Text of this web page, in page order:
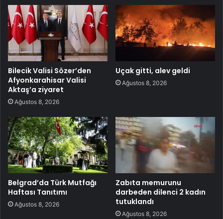
Bilecik Valisi Sözer’den
Afyonkarahisar Valisi
Aktaş’a ziyaret
Ağustos 8, 2026
Uçak gitti, alev geldi
Ağustos 8, 2026
Belgrad’da Türk Mutfağı
Haftası Tanıtımı
Ağustos 8, 2026
Zabıta memurunu
darbeden dilenci 2 kadın
tutuklandı
Ağustos 8, 2026